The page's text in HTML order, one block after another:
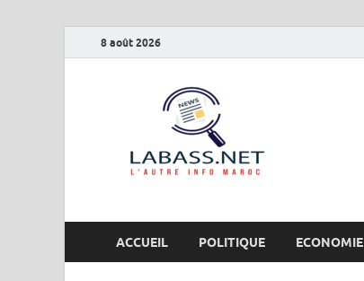
8 août 2026
ACCUEIL POLITIQUE ECONOMIE